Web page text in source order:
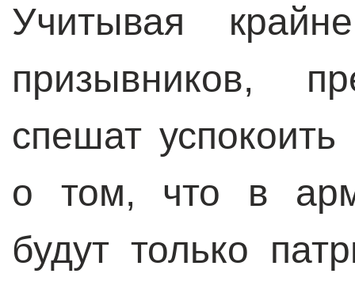
Учитывая
призывников,
спешат
о том, что в
будут только